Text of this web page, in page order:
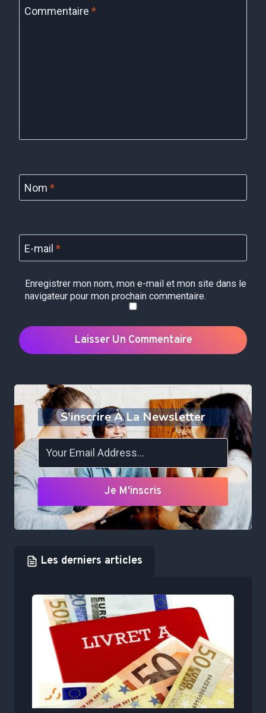
Commentaire *
Nom *
E-mail *
Enregistrer mon nom, mon e-mail et mon site dans le
navigateur pour mon prochain commentaire.
S'inscrire À La Newsletter
Je M'inscris
Les derniers articles